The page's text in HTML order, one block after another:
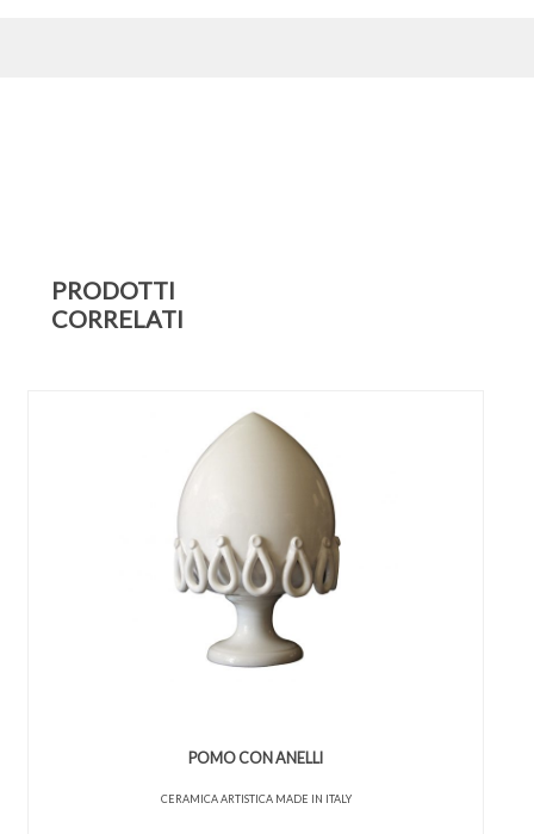
PRODOTTI
CORRELATI
POMO CON ANELLI
CERAMICA ARTISTICA MADE IN ITALY